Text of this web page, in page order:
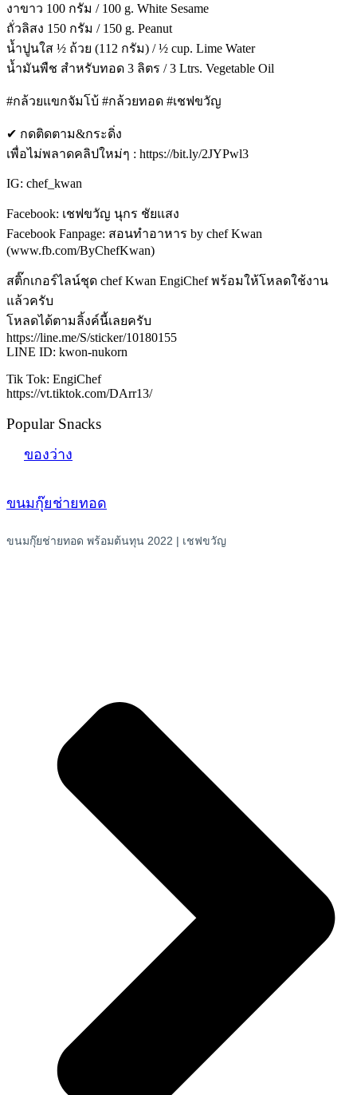
งาขาว 100 กรัม / 100 g. White Sesame
ถั่วลิสง 150 กรัม / 150 g. Peanut
น้ำปูนใส ½ ถ้วย (112 กรัม) / ½ cup. Lime Water
น้ำมันพืช สำหรับทอด 3 ลิตร / 3 Ltrs. Vegetable Oil
#กล้วยแขกจัมโบ้ #กล้วยทอด #เชฟขวัญ
✔ กดติดตาม&กระดิ่ง
เพื่อไม่พลาดคลิปใหม่ๆ : https://bit.ly/2JYPwl3
IG: chef_kwan
Facebook: เชฟขวัญ นุกร ชัยแสง
Facebook Fanpage: สอนทำอาหาร by chef Kwan
(www.fb.com/ByChefKwan)
สติ๊กเกอร์ไลน์ชุด chef Kwan EngiChef พร้อมให้โหลดใช้งาน
แล้วครับ
โหลดได้ตามลิ้งค์นี้เลยครับ
https://line.me/S/sticker/10180155
LINE ID: kwon-nukorn
Tik Tok: EngiChef
https://vt.tiktok.com/DArr13/
Popular Snacks
ของว่าง
ขนมกุ๊ยช่ายทอด
ขนมกุ๊ยช่ายทอด พร้อมต้นทุน 2022 | เชฟขวัญ